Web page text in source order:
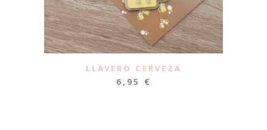
LLAVERO CERVEZA
6,95 €